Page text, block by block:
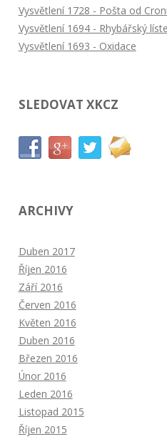
Vysvětlení 1728 - Pošta od
Vysvětlení 1694 - Rhybářský
Vysvětlení 1693 - Oxidace
SLEDOVAT XKCZ
ARCHIVY
Duben 2017
Říjen 2016
Září 2016
Červen 2016
Květen 2016
Duben 2016
Březen 2016
Únor 2016
Leden 2016
Listopad 2015
Říjen 2015